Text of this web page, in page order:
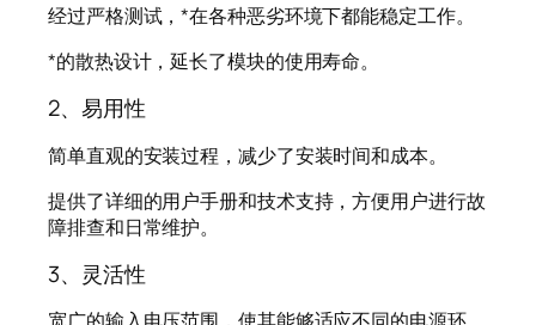
经过严格测试，*在各种恶劣环境下都能稳定工作。
*的散热设计，延长了模块的使用寿命。
2、易用性
简单直观的安装过程，减少了安装时间和成本。
提供了详细的用户手册和技术支持，方便用户进行故
障排查和日常维护。
3、灵活性